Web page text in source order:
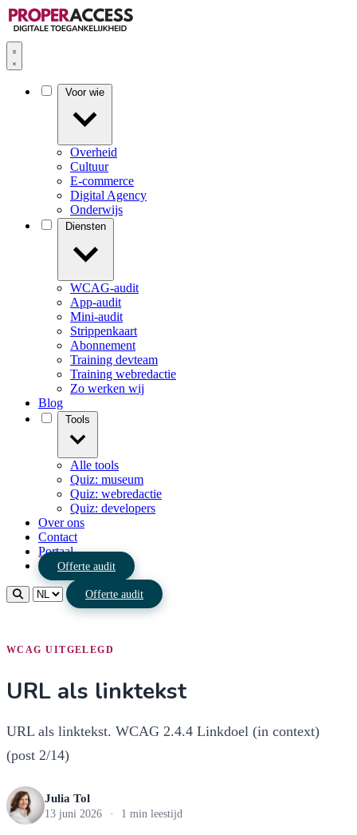
Overheid
Cultuur
E-commerce
Digital Agency
Onderwijs
WCAG-audit
App-audit
Mini-audit
Strippenkaart
Abonnement
Training devteam
Training webredactie
Zo werken wij
Blog
Alle tools
Quiz: museum
Quiz: webredactie
Quiz: developers
Over ons
Contact
Portaal
Offerte audit
Offerte audit
WCAG UITGELEGD
URL als linktekst
URL als linktekst. WCAG 2.4.4 Linkdoel (in context)
(post 2/14)
Julia Tol
13 juni 2026 · 1 min leestijd